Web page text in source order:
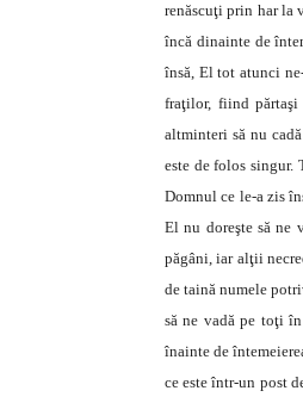
renăscuţi prin har la
încă dinainte de
însă, El tot atunci
fraţilor, fiind părtaşi
altminteri să nu
este de folos singur.
Domnul ce le-a zis
El nu doreşte să ne
păgâni, iar alţii
de taină numele
să ne vadă pe toţi
înainte de
ce este într-un post